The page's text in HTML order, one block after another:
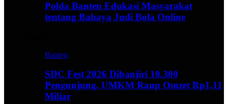
Polda Banten Edukasi Masyarakat
tentang Bahaya Judi Bola Online
Banten
SDC Fest 2026 Dibanjiri 10.300
Pengunjung, UMKM Raup Omzet Rp1,11
Miliar